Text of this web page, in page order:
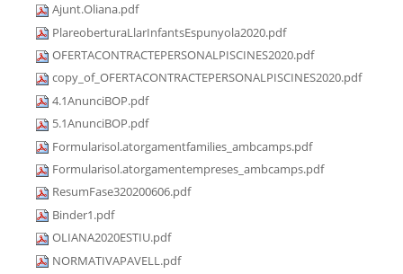
Ajunt.Oliana.pdf
PlareoberturaLlarInfantsEspunyola2020.pdf
OFERTACONTRACTEPERSONALPISCINES2020.pdf
copy_of_OFERTACONTRACTEPERSONALPISCINES2020.pdf
4.1AnunciBOP.pdf
5.1AnunciBOP.pdf
Formularisol.atorgamentfamilies_ambcamps.pdf
Formularisol.atorgamentempreses_ambcamps.pdf
ResumFase320200606.pdf
Binder1.pdf
OLIANA2020ESTIU.pdf
NORMATIVAPAVELL.pdf